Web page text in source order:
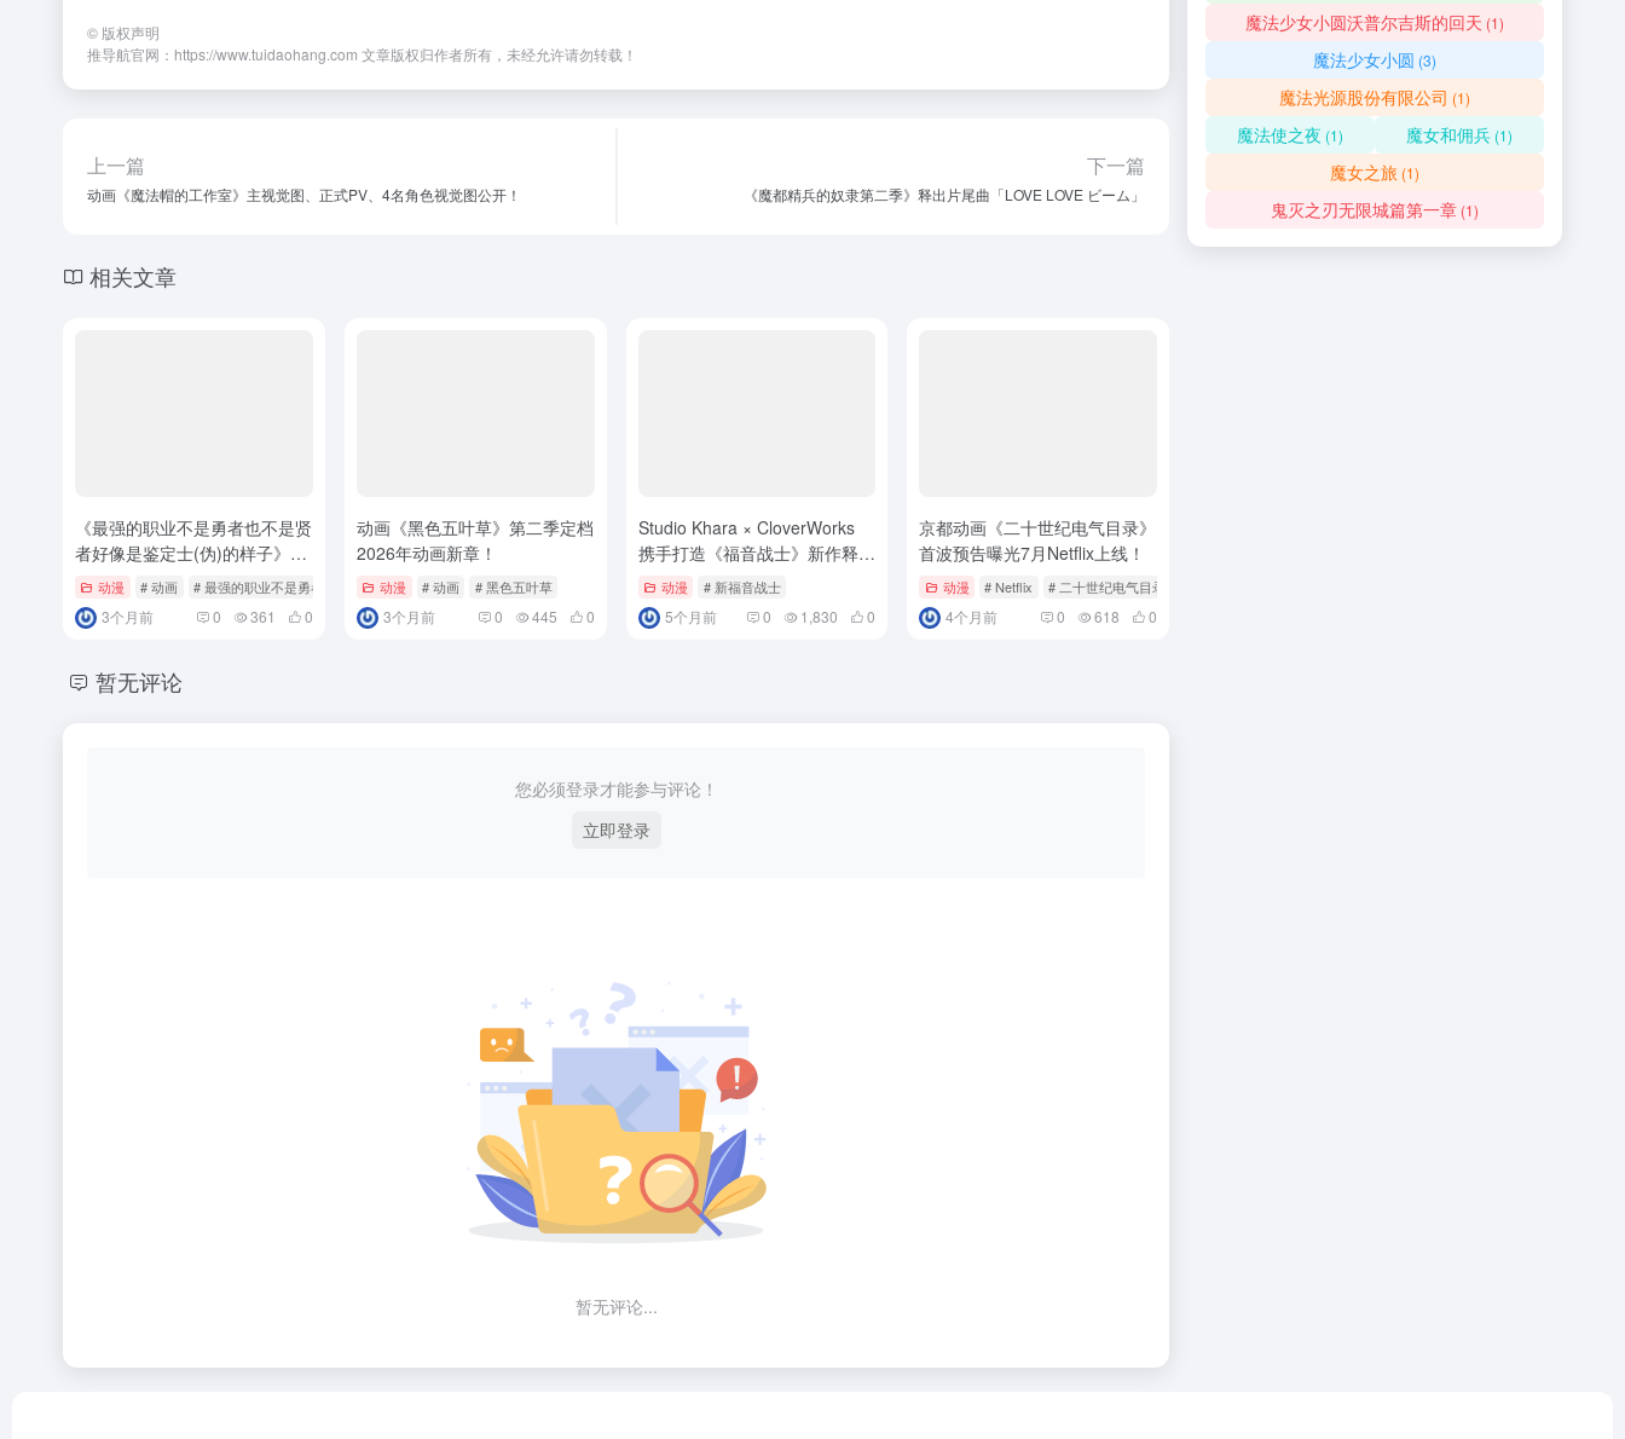
© 版权声明
推导航官网：https://www.tuidaohang.com 文章版权归作者所有，未经允许请勿转载！
上一篇
动画《魔法帽的工作室》主视觉图、正式PV、4名角色视觉图公开！
下一篇
《魔都精兵的奴隶第二季》释出片尾曲「LOVE LOVE ビーム」
相关文章
《最强的职业不是勇者也不是贤
者好像是鉴定士(伪)的样子》
2026年动画化确定！
动漫 # 动画 # 最强的职业不是勇者也不是贤者好像是鉴定士(伪)的样子
3个月前 0 361 0
动画《黑色五叶草》第二季定档
2026年动画新章！
动漫 # 动画 # 黑色五叶草
3个月前 0 445 0
Studio Khara × CloverWorks
携手打造《福音战士》新作释出
特报影像！
动漫 # 新福音战士
5个月前 0 1,830 0
京都动画《二十世纪电气目录》
首波预告曝光7月Netflix上线！
动漫 # Netflix # 二十世纪电气目录
4个月前 0 618 0
暂无评论
您必须登录才能参与评论！
立即登录
暂无评论...
魔法少女小圆沃普尔吉斯的回天 (1)
魔法少女小圆 (3)
魔法光源股份有限公司 (1)
魔法使之夜 (1) 魔女和佣兵 (1)
魔女之旅 (1)
鬼灭之刃无限城篇第一章 (1)